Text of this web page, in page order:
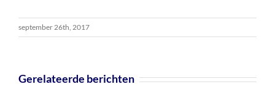
september 26th, 2017
Gerelateerde berichten